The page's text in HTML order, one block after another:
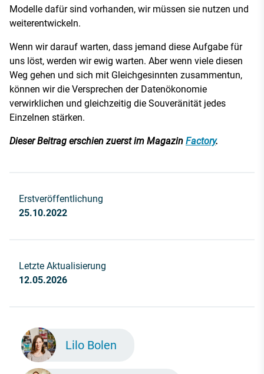
Modelle dafür sind vorhanden, wir müssen sie nutzen und
weiterentwickeln.
Wenn wir darauf warten, dass jemand diese Aufgabe für
uns löst, werden wir ewig warten. Aber wenn viele diesen
Weg gehen und sich mit Gleichgesinnten zusammentun,
können wir die Versprechen der Datenökonomie
verwirklichen und gleichzeitig die Souveränität jedes
Einzelnen stärken.
Dieser Beitrag erschien zuerst im Magazin Factory.
Erstveröffentlichung
25.10.2022
Letzte Aktualisierung
12.05.2026
Lilo Bolen